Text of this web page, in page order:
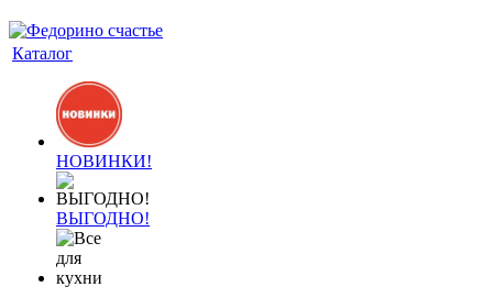
Каталог
НОВИНКИ!
ВЫГОДНО!